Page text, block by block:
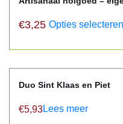
€3,25 Opties selecteren
Duo Sint Klaas en Piet
€5,93Lees meer